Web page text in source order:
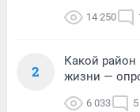
14 250
2
Какой
жизни —
6 033 5